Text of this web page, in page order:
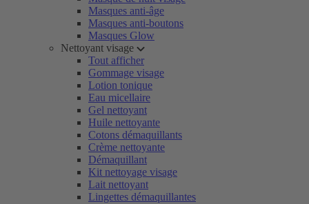
Masques anti-âge
Masques anti-boutons
Masques Glow
Nettoyant visage
Tout afficher
Gommage visage
Lotion tonique
Eau micellaire
Gel nettoyant
Huile nettoyante
Cotons démaquillants
Crème nettoyante
Démaquillant
Kit nettoyage visage
Lait nettoyant
Lingettes démaquillantes